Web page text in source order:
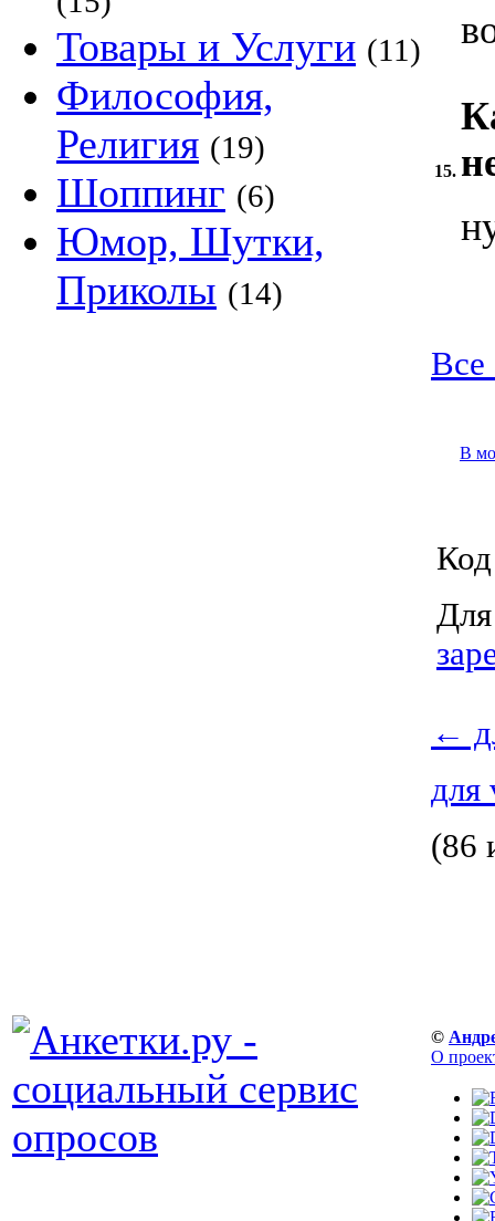
Товары и Услуги (11)
Философия,
Религия (19)
Шоппинг (6)
Юмор, Шутки,
Приколы (14)
15.
Все
В
Код
←
для
(86
©
О